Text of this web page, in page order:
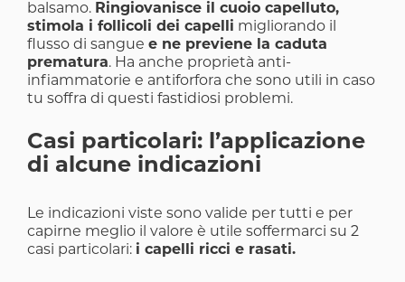
balsamo. Ringiovanisce il cuoio capelluto,
stimola i follicoli dei capelli migliorando il
flusso di sangue e ne previene la caduta
prematura. Ha anche proprietà anti-
infiammatorie e antiforfora che sono utili in caso
tu soffra di questi fastidiosi problemi.
Casi particolari: l’applicazione
di alcune indicazioni
Le indicazioni viste sono valide per tutti e per
capirne meglio il valore è utile soffermarci su 2
casi particolari: i capelli ricci e rasati.